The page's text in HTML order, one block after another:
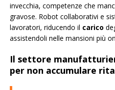
invecchia, competenze che
gravose. Robot collaborativi e
lavoratori, riducendo il carico
assistendoli nelle mansioni più
Il settore
per non accumulare